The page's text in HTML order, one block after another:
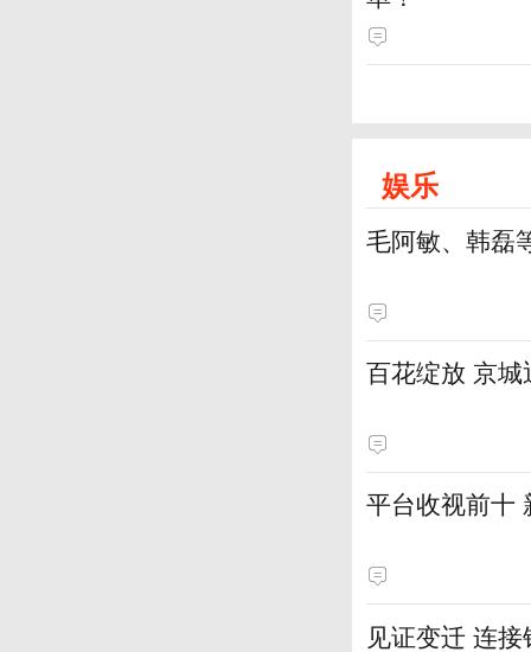
娱乐
毛阿敏、韩磊
百花绽放 京
平台收视前十
见证变迁 连